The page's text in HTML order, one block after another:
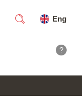
Eng
?